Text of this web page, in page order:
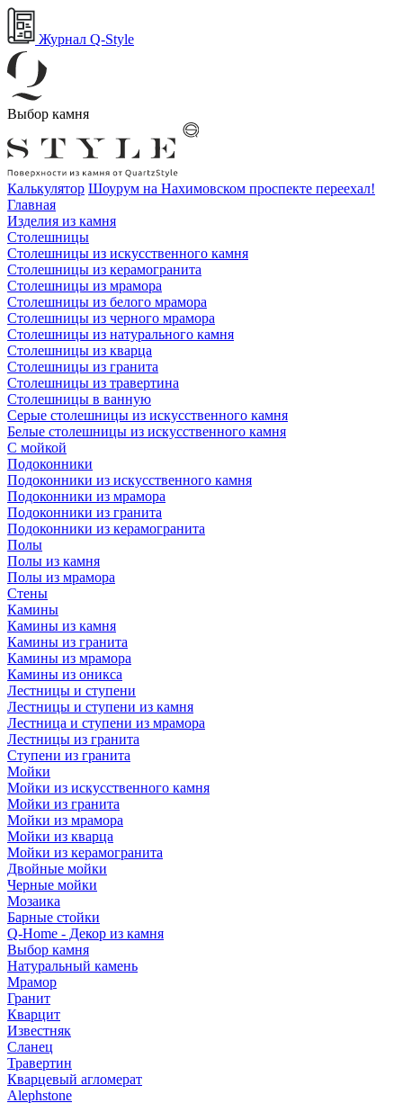
Журнал Q-Style
Выбор камня
Калькулятор Шоурум на Нахимовском проспекте переехал!
Главная
Изделия из камня
Столешницы
Столешницы из искусственного камня
Столешницы из керамогранита
Столешницы из мрамора
Столешницы из белого мрамора
Столешницы из черного мрамора
Столешницы из натурального камня
Столешницы из кварца
Столешницы из гранита
Столешницы из травертина
Столешницы в ванную
Серые столешницы из искусственного камня
Белые столешницы из искусственного камня
С мойкой
Подоконники
Подоконники из искусственного камня
Подоконники из мрамора
Подоконники из гранита
Подоконники из керамогранита
Полы
Полы из камня
Полы из мрамора
Стены
Камины
Камины из камня
Камины из гранита
Камины из мрамора
Камины из оникса
Лестницы и ступени
Лестницы и ступени из камня
Лестница и ступени из мрамора
Лестницы из гранита
Ступени из гранита
Мойки
Мойки из искусственного камня
Мойки из гранита
Мойки из мрамора
Мойки из кварца
Мойки из керамогранита
Двойные мойки
Черные мойки
Мозаика
Барные стойки
Q-Home - Декор из камня
Выбор камня
Натуральный камень
Мрамор
Гранит
Кварцит
Известняк
Сланец
Травертин
Кварцевый агломерат
Alephstone